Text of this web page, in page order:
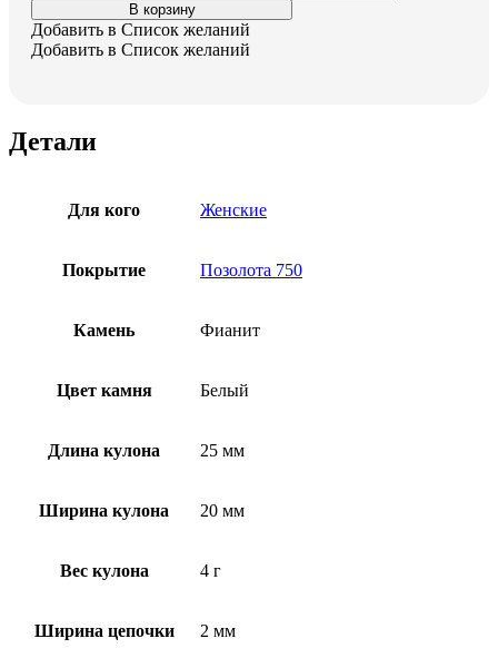
В корзину
Добавить в Список желаний
Добавить в Список желаний
Детали
Для кого Женские
Покрытие Позолота 750
Камень Фианит
Цвет камня Белый
Длина кулона 25 мм
Ширина кулона 20 мм
Вес кулона 4 г
Ширина цепочки 2 мм